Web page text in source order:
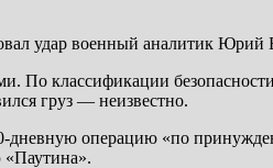
удар военный аналитик Юрий
По классификации
груз — неизвестно.
дневную операцию «по
«Паутина».